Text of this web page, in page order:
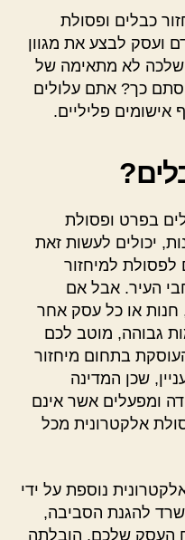
כבלים ופסולת
ועסק לבצע את מגוון
לא מתאימה של
כך? אתם עלולים
אישומים פליליים.
בפרט ופסולת
יכולים לעשות זאת
לפסולת למיחזור
העיר. אבל אם
או כל עסק אחר
גבוהה, מוטב לכם
בתחום מיחזור
שכן המדינה
ומפעלים אשר אינם
אלקטרונית מכל
נוספת על ידי
להגנת הסביבה,
העסק שלכם, הובלתה